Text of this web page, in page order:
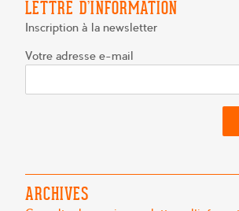
LETTRE D’INFORMATION
Inscription à la newsletter
Votre adresse e-mail
ARCHIVES